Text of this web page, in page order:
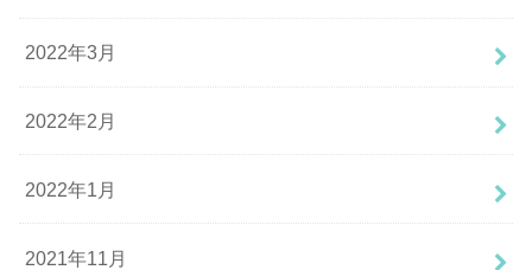
2022年3月
2022年2月
2022年1月
2021年11月